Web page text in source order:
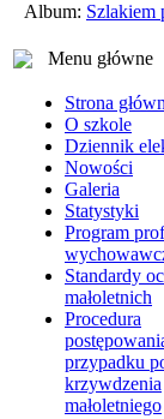
Album: Szlakiem
Menu główne
Strona
O szkole
Dziennik
Nowości
Galeria
Statystyki
Program
Standardy
małoletnich
Procedura
przypadku
krzywdzenia
małoletniego